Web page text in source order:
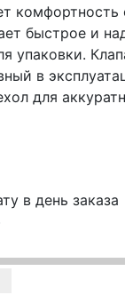
быстрое и
упаковки.
в
для
в день заказа